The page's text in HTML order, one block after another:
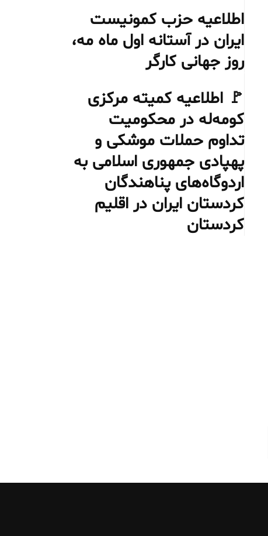
اطلاعیه حزب کمونیست
ایران در آستانه اول ماه مه،
روز جهانی کارگر
🚩 اطلاعیه کمیته مرکزی
کومه‌له در محکومیت
تداوم حملات موشکی و
پهپادی جمهوری اسلامی به
اردوگاه‌های پناهندگان
کردستان ایران در اقلیم
کردستان